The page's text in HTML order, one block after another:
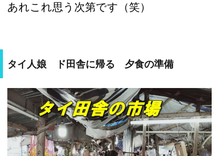
あれこれ思う次第です（笑）
タイ人娘 ド田舎に帰る 夕食の準備